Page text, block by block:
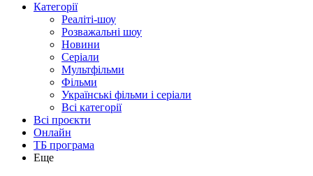
Категорії
Реаліті-шоу
Розважальні шоу
Новини
Серіали
Мультфільми
Фільми
Українські фільми і серіали
Всі категорії
Всі проєкти
Онлайн
ТБ програма
Еще